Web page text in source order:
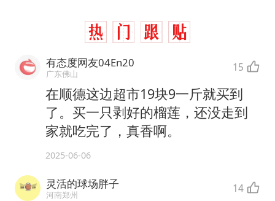
有态度网友04En20
广东佛山 15
在顺德这边超市19块9一斤就买到
了。买一只剥好的榴莲，还没走到
家就吃完了，真香啊。
2025-06-06
灵活的球场胖子
河南郑州 14